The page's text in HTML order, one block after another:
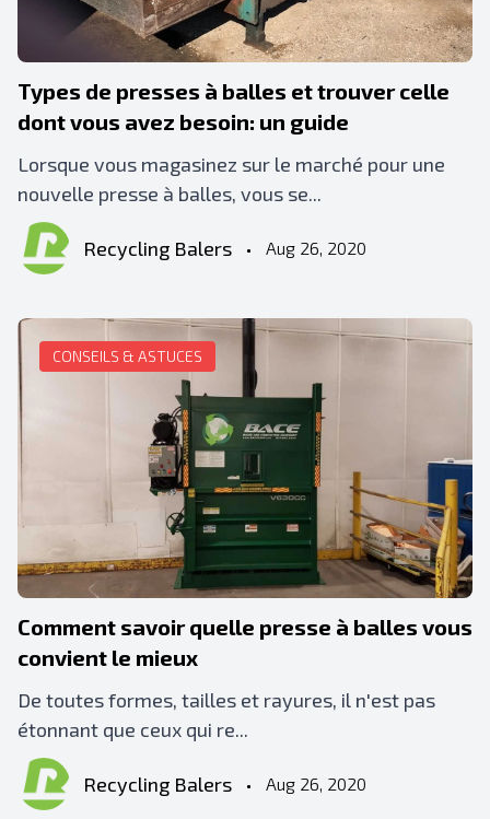
Types de presses à balles et trouver celle
dont vous avez besoin: un guide
Lorsque vous magasinez sur le marché pour une
nouvelle presse à balles, vous se...
Recycling Balers • Aug 26, 2020
CONSEILS & ASTUCES
Comment savoir quelle presse à balles vous
convient le mieux
De toutes formes, tailles et rayures, il n'est pas
étonnant que ceux qui re...
Recycling Balers • Aug 26, 2020